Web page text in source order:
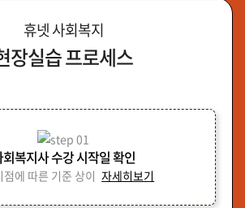
휴넷 사회복지
장실습 프로세스
복지사 수강 시작일 확인
점에 따른 기준 상이 자세히보기